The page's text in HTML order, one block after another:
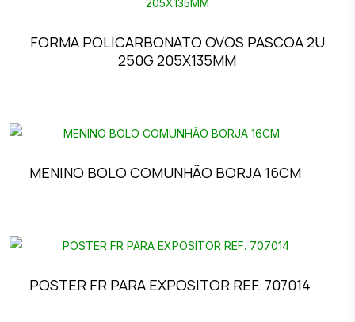
FORMA POLICARBONATO OVOS PASCOA 2U
250G 205X135MM
MENINO BOLO COMUNHÃO BORJA 16CM
POSTER FR PARA EXPOSITOR REF. 707014